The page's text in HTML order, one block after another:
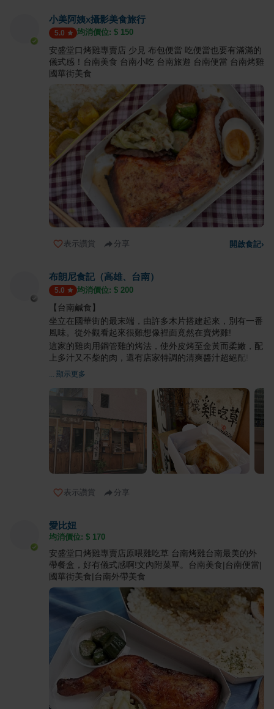
小美阿姨x攝影美食旅行
5.0 均消價位: $ 150
安盛堂口烤雞專賣店 少見 布包便當 吃便當也要有滿滿的
儀式感！台南美食 台南小吃 台南旅遊 台南便當 台南烤雞
國華街美食
表示讚賞 分享 開啟食記›
布朗尼食記（高雄、台南）
5.0 均消價位: $ 200
【台南鹹食】
坐立在國華街的最末端，由許多木片搭建起來，別有一番
風味。從外觀看起來很難想像裡面竟然在賣烤雞!
這家的雞肉用鋼管雞的烤法，使外皮烤至金黃而柔嫩，配
上多汁又不柴的肉，還有店家特調的清爽醬汁超絕配!
... 顯示更多
表示讚賞 分享
愛比妞
均消價位: $ 170
安盛堂口烤雞專賣店原喂雞吃草 台南烤雞台南最美的外
帶餐盒，好有儀式感啊!文內附菜單。台南美食|台南便當|
國華街美食|台南外帶美食